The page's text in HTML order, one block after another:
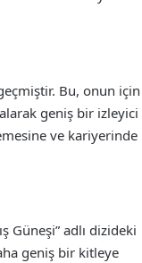
Bu, onun için
geniş bir izleyici
ve kariyerinde
Güneşi” adlı dizideki
geniş bir kitleye